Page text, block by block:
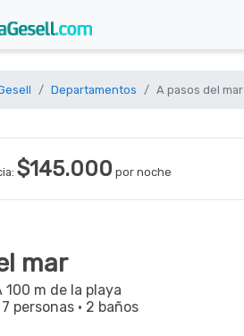
Departamentos A pasos del mar
$145.000 por noche
mar
100 m de la playa
personas · 2 baños